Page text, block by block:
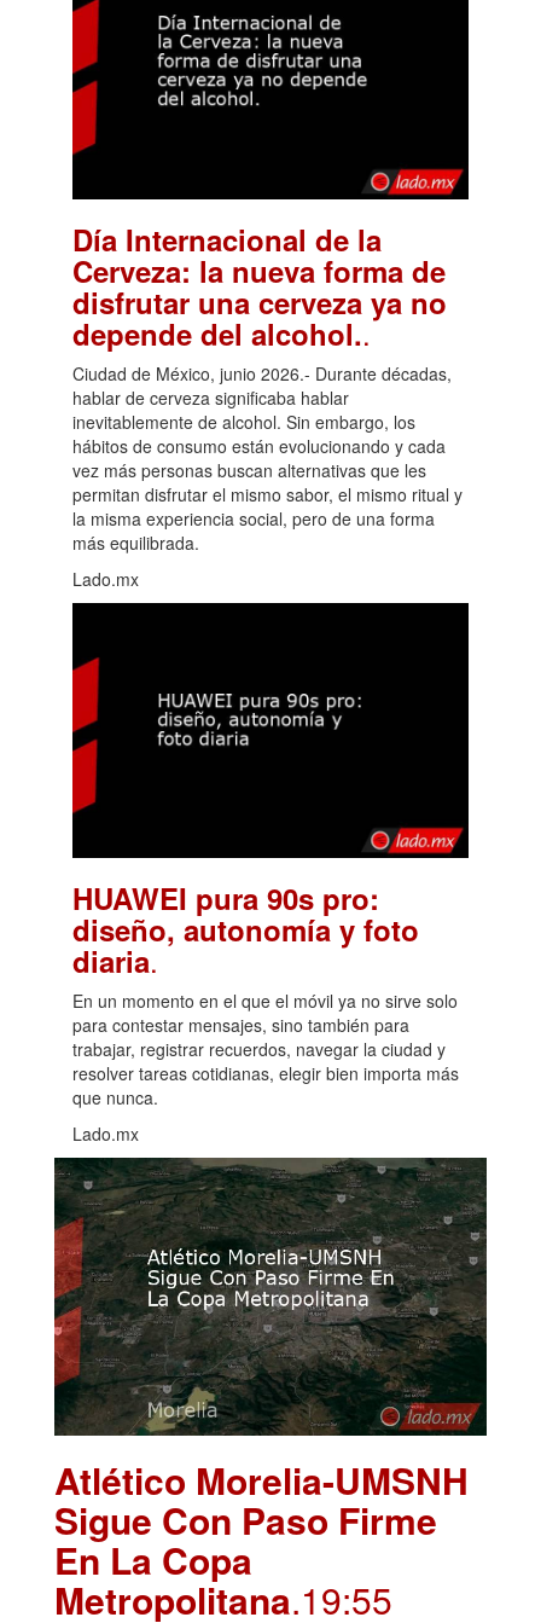
Día Internacional de la
Cerveza: la nueva forma de
disfrutar una cerveza ya no
depende del alcohol..
Ciudad de México, junio 2026.- Durante décadas,
hablar de cerveza significaba hablar
inevitablemente de alcohol. Sin embargo, los
hábitos de consumo están evolucionando y cada
vez más personas buscan alternativas que les
permitan disfrutar el mismo sabor, el mismo ritual y
la misma experiencia social, pero de una forma
más equilibrada.
Lado.mx
HUAWEI pura 90s pro:
diseño, autonomía y foto
diaria.
En un momento en el que el móvil ya no sirve solo
para contestar mensajes, sino también para
trabajar, registrar recuerdos, navegar la ciudad y
resolver tareas cotidianas, elegir bien importa más
que nunca.
Lado.mx
Atlético Morelia-UMSNH
Sigue Con Paso Firme
En La Copa
Metropolitana.19:55